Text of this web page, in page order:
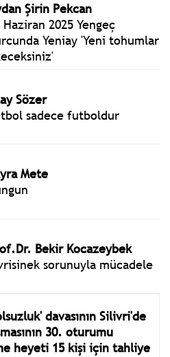
Şirin Pekcan
Haziran 2025 Yengeç
Yeniay 'Yeni tohumlar
Sözer
sadece futboldur
Mete
Bekir Kocazeybek
sorunuyla mücadele
davasının Silivri'de
30. oturumu
heyeti 15 kişi için tahliye